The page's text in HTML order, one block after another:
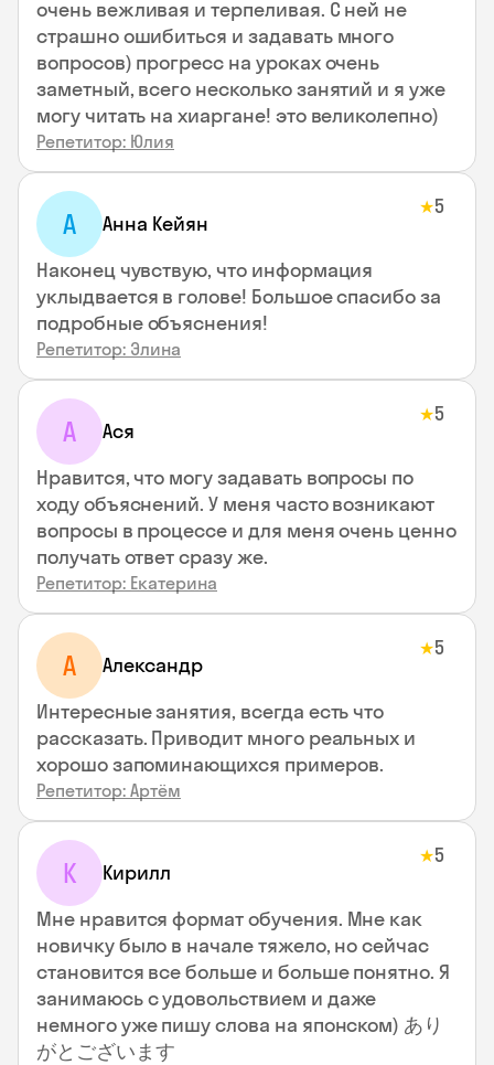
очень вежливая и терпеливая. С ней не
страшно ошибиться и задавать много
вопросов) прогресс на уроках очень
заметный, всего несколько занятий и я уже
могу читать на хиаргане! это великолепно)
Репетитор: Юлия
А Анна Кейян
★5
Наконец чувствую, что информация
уклыдвается в голове! Большое спасибо за
подробные объяснения!
Репетитор: Элина
А Ася
★5
Нравится, что могу задавать вопросы по
ходу объяснений. У меня часто возникают
вопросы в процессе и для меня очень ценно
получать ответ сразу же.
Репетитор: Екатерина
А Александр
★5
Интересные занятия, всегда есть что
рассказать. Приводит много реальных и
хорошо запоминающихся примеров.
Репетитор: Артём
К Кирилл
★5
Мне нравится формат обучения. Мне как
новичку было в начале тяжело, но сейчас
становится все больше и больше понятно. Я
занимаюсь с удовольствием и даже
немного уже пишу слова на японском) あり
がとございます